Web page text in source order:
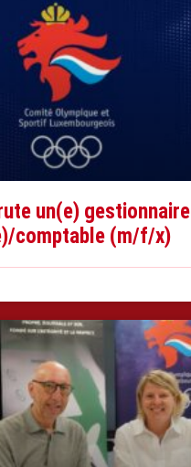
un(e) gestionnaire
comptable (m/f/x)